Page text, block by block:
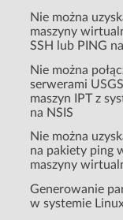
Nie można
maszyny
SSH lub PING
Nie można
serwerami
maszyn IPT z
na NSIS
Nie można
na pakiety ping
maszyny
Generowanie
w systemie